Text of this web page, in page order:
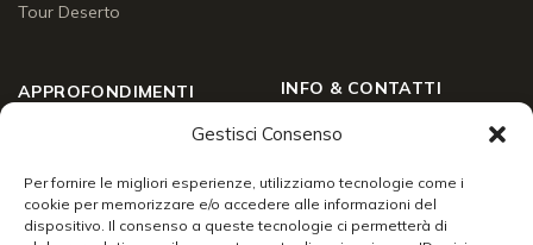
Gestisci Consenso
Per fornire le migliori esperienze, utilizziamo tecnologie come i
cookie per memorizzare e/o accedere alle informazioni del
dispositivo. Il consenso a queste tecnologie ci permetterà di
Tour Deserto
APPROFONDIMENTI
Enogastronomia
Lo sai che
INFO & CONTATTI
Chi siamo
Social Wall
Contatti